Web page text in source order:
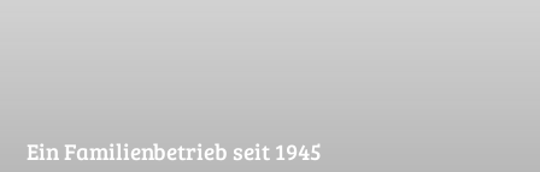
Ein Familien­betrieb seit 1945